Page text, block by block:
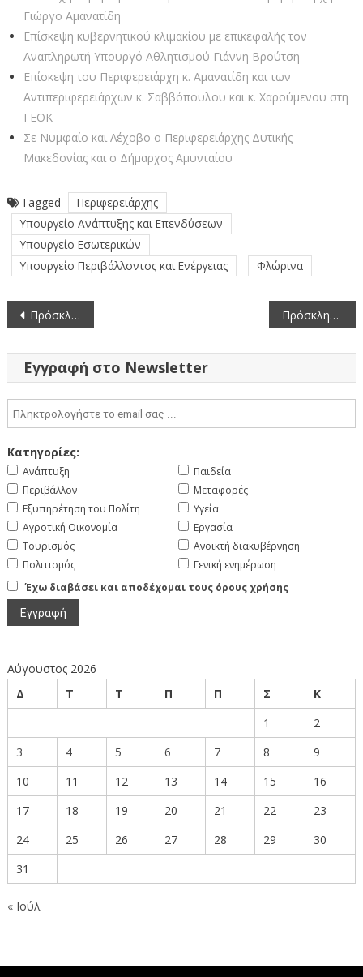
Γιώργο Αμανατίδη
Επίσκεψη κυβερνητικού κλιμακίου με επικεφαλής τον
Αναπληρωτή Υπουργό Αθλητισμού Γιάννη Βρούτση
Επίσκεψη του Περιφερειάρχη κ. Αμανατίδη και των
Αντιπεριφερειάρχων κ. Σαββόπουλου και κ. Χαρούμενου στη
ΓΕΟΚ
Σε Νυμφαίο και Λέχοβο ο Περιφερειάρχης Δυτικής
Μακεδονίας και ο Δήμαρχος Αμυνταίου
Tagged
Περιφερειάρχης
Υπουργείο Ανάπτυξης και Επενδύσεων
Υπουργείο Εσωτερικών
Υπουργείο Περιβάλλοντος και Ενέργειας
Φλώρινα
Πλοήγηση
άρθρων
Πρόσκληση στην 4η Κατεπείγουσα Συνεδρίαση της Επιτροπής Ένταξης έργων στο Ε.Α.Π. της Περιφέρειας Δυτικής Μακεδονίας (5-9-2023) Πρόσκληση Διαπραγμάτευσης εικοσιένα (21) αδιάθετων δρομολογίων μεταφοράς μαθητών χωρίς δημοσίευση Διακήρυξης
Εγγραφή στο Newsletter
Κατηγορίες:
Ανάπτυξη
Περιβάλλον
Εξυπηρέτηση του Πολίτη
Αγροτική Οικονομία
Τουρισμός
Πολιτισμός
Παιδεία
Μεταφορές
Υγεία
Εργασία
Ανοικτή διακυβέρνηση
Γενική ενημέρωση
Έχω διαβάσει και αποδέχομαι τους όρους χρήσης
Αύγουστος 2026
Δ
Τ Τ Π Π Σ
Κ
1
2
3
4 5 6 7 8
9
10
11 12 13 14 15
16
17
18 19 20 21 22
23
24
25 26 27 28 29
30
31
« Ιούλ